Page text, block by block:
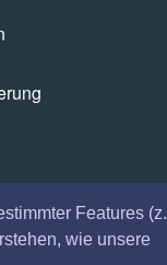
Features (z.
wie unsere